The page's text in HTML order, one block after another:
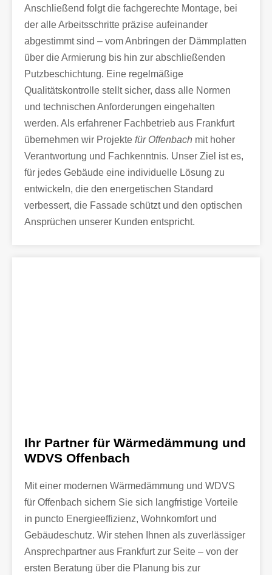
Anschließend folgt die fachgerechte Montage, bei
der alle Arbeitsschritte präzise aufeinander
abgestimmt sind – vom Anbringen der Dämmplatten
über die Armierung bis hin zur abschließenden
Putzbeschichtung. Eine regelmäßige
Qualitätskontrolle stellt sicher, dass alle Normen
und technischen Anforderungen eingehalten
werden. Als erfahrener Fachbetrieb aus Frankfurt
übernehmen wir Projekte für Offenbach mit hoher
Verantwortung und Fachkenntnis. Unser Ziel ist es,
für jedes Gebäude eine individuelle Lösung zu
entwickeln, die den energetischen Standard
verbessert, die Fassade schützt und den optischen
Ansprüchen unserer Kunden entspricht.
Ihr Partner für Wärmedämmung und
WDVS Offenbach
Mit einer modernen Wärmedämmung und WDVS
für Offenbach sichern Sie sich langfristige Vorteile
in puncto Energieeffizienz, Wohnkomfort und
Gebäudeschutz. Wir stehen Ihnen als zuverlässiger
Ansprechpartner aus Frankfurt zur Seite – von der
ersten Beratung über die Planung bis zur